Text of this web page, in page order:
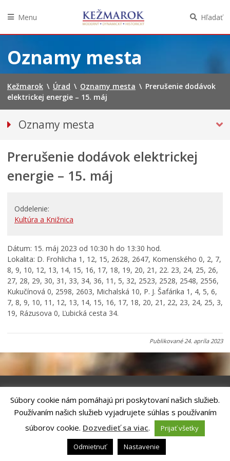
obsah
Menu Hľadať
Oznamy mesta
Kežmarok \ Úrad \ Oznamy mesta \ Prerušenie dodávok
elektrickej energie – 15. máj
Oznamy mesta
Bezpečnosť
Straty a nálezy
Doprava, údržba komunikácií
Kultúra, šport a propagácia
Rodina, život, bývanie
Školstvo
Stavby, prenájmy a pozemky
Zamestnanie v samospráve
Životné prostredie a odpady
Prerušenie dodávok elektrickej
energie – 15. máj
Oddelenie
Kultúra a Knižnica
Dátum: 15. máj 2023 od 10:30 h do 13:30 hod.
Lokalita: D. Frohlicha 1, 12, 15, 2628, 2647, Komenského 0, 2, 7,
8, 9, 10, 12, 13, 14, 15, 16, 17, 18, 19, 20, 21, 22. 23, 24, 25, 26,
27, 28, 29, 30, 31, 33, 34, 36, 11, 5, 32, 2523, 2528, 2548, 2556,
Kukučínová 0, 2598, 2603, Michalská 10, P. J. Šafárika 1, 4, 5, 6,
7, 8, 9, 10, 11, 12, 13, 14, 15, 16, 17, 18, 20, 21, 22, 23, 24, 25, 3,
19, Rázusova 0, Ľubická cesta 34.
Publikované24. apríla 2023
Riešenie ANTIK SMART CITY
| Technický prevádzkovateľ – MVI
Technology, s.r.o.
Správca webového sídla: Mesto Kežmarok, Hlavné námestie, 060 01
Kežmarok, tel.: +421524660111
podatelna@kezmarok.sk,|Vyhlásenie o prístupnosti
Ochrana osobných údajov
Súbory cookie nám pomáhajú pri poskytovaní našich služieb.
Používaním našich služieb vyjadrujete súhlas s používaním
súborov cookie. Dozvedieť sa viac.
Prijať všetky
Odmietnuť
Nastavenie